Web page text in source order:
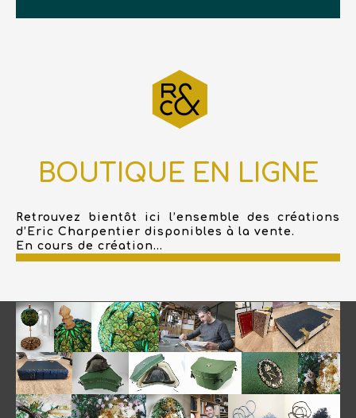
BOUTIQUE EN LIGNE
Retrouvez bientôt ici l’ensemble des créations
d’Eric Charpentier disponibles à la vente.
En cours de création...